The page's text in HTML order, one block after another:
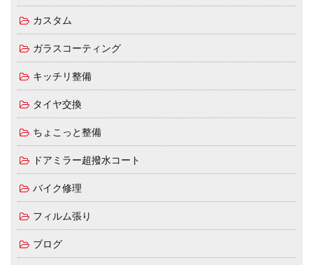
カスタム
ガラスコーティング
キッチリ整備
タイヤ交換
ちょこっと整備
ドアミラー超撥水コート
バイク修理
フィルム張り
ブログ